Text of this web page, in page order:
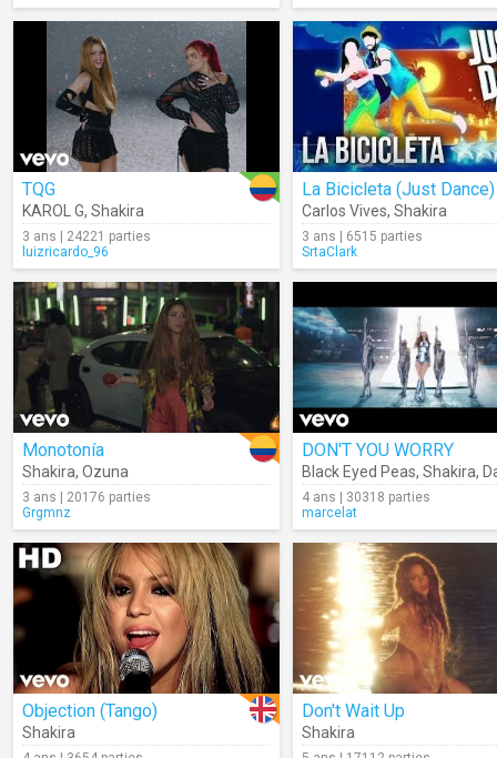
TQG
KAROL G, Shakira
3 ans | 24221 parties
luizricardo_96
La Bicicleta (Just Dance)
Carlos Vives, Shakira
3 ans | 6515 parties
SrtaClark
Monotonía
Shakira, Ozuna
3 ans | 20176 parties
Grgmnz
DON'T YOU WORRY
Black Eyed Peas, Shakira,
4 ans | 30318 parties
marcelat
Objection (Tango)
Shakira
Don't Wait Up
Shakira